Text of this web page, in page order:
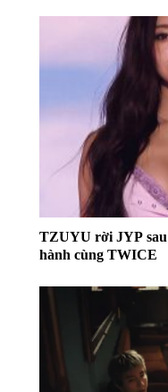
TZUYU rời JYP sau
hành cùng TWICE